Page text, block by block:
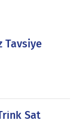
Tavsiye
Sat